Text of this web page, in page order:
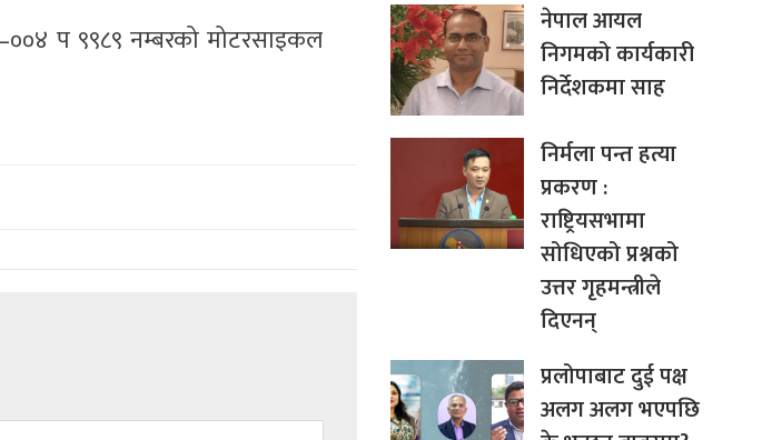
प ९९८९ नम्बरको मोटरसाइकल
नेपाल आयल
निगमको कार्यकारी
निर्देशकमा साह
निर्मला पन्त हत्या
प्रकरण :
राष्ट्रियसभामा
सोधिएको प्रश्नको
उत्तर गृहमन्त्रीले
दिएनन्
प्रलोपाबाट दुई पक्ष
अलग अलग भएपछि